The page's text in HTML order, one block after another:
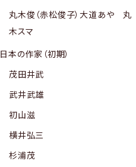
丸木俊（赤松俊子）大道あや 丸
木スマ
日本の作家（初期）
茂田井武
武井武雄
初山滋
横井弘三
杉浦茂